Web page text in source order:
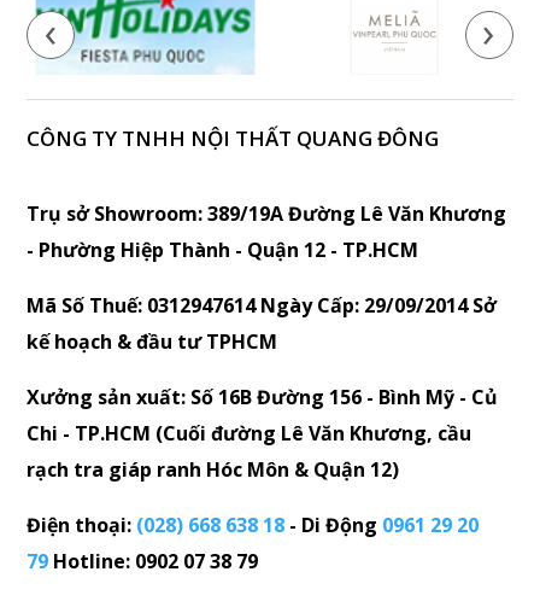
‹ ›
CÔNG TY TNHH NỘI THẤT QUANG ĐÔNG
Trụ sở Showroom: 389/19A Đường Lê Văn Khương
- Phường Hiệp Thành - Quận 12 - TP.HCM
Mã Số Thuế: 0312947614 Ngày Cấp: 29/09/2014 Sở
kế hoạch & đầu tư TPHCM
Xưởng sản xuất: Số 16B Đường 156 - Bình Mỹ - Củ
Chi - TP.HCM (Cuối đường Lê Văn Khương, cầu
rạch tra giáp ranh Hóc Môn & Quận 12)
Điện thoại: (028) 668 638 18 - Di Động 0961 29 20
79 Hotline: 0902 07 38 79